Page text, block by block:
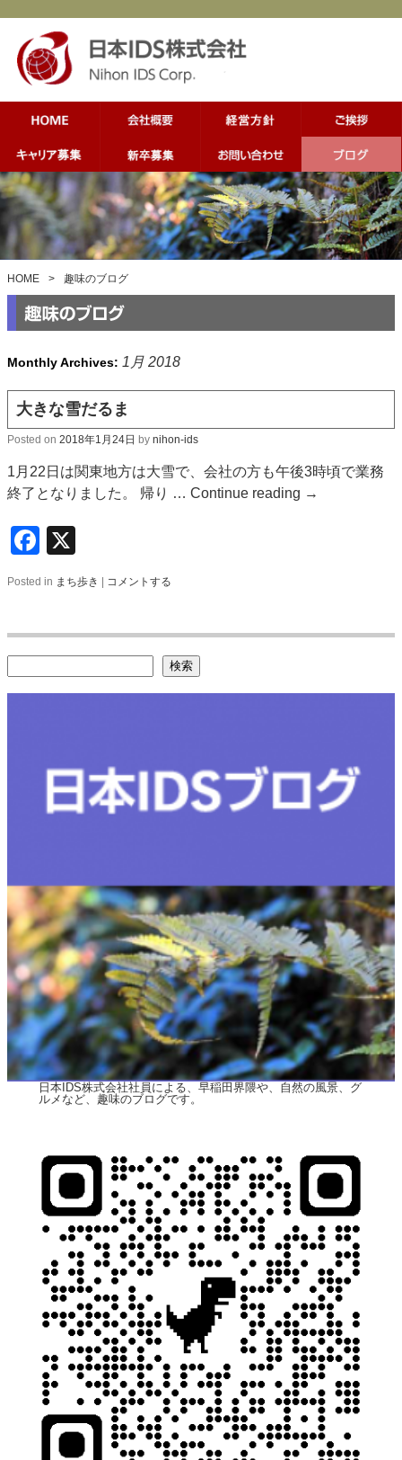
HOME > 趣味のブログ
Monthly Archives: 1月 2018
大きな雪だるま
Posted on 2018年1月24日 by nihon-ids
1月22日は関東地方は大雪で、会社の方も午後3時頃で業務
終了となりました。 帰り … Continue reading →
Facebook
Posted in まち歩き コメントする
検索
日本IDS株式会社社員による、早稲田界隈や、自然の風景、グ
ルメなど、趣味のブログです。